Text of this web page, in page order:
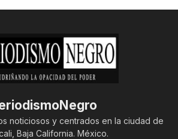
noticiosos y centrados en la ciudad de
Baja California. México.